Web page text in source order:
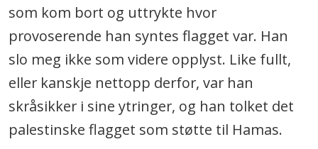
som kom bort og uttrykte hvor
provoserende han syntes flagget var. Han
slo meg ikke som videre opplyst. Like fullt,
eller kanskje nettopp derfor, var han
skråsikker i sine ytringer, og han tolket det
palestinske flagget som støtte til Hamas.